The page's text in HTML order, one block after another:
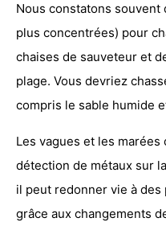
Nous constatons
plus concentrées) pour
chaises de sauveteur et
plage. Vous devriez
compris le sable humide
Les vagues et les
détection de métaux sur
il peut redonner vie à des
grâce aux changements